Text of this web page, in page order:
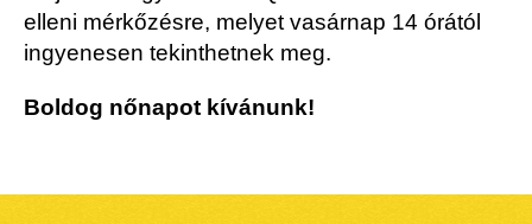
elleni mérkőzésre, melyet vasárnap 14 órától
ingyenesen tekinthetnek meg.
Boldog nőnapot kívánunk!